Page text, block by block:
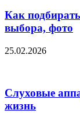
Как
выбора, фото
25.02.2026
Слуховые
жизнь